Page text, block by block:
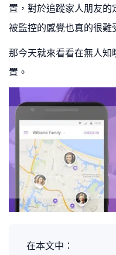
置，對於追蹤家人朋友
被監控的感覺也真的很難
那今天就來看看在無人
置。
在本文中：